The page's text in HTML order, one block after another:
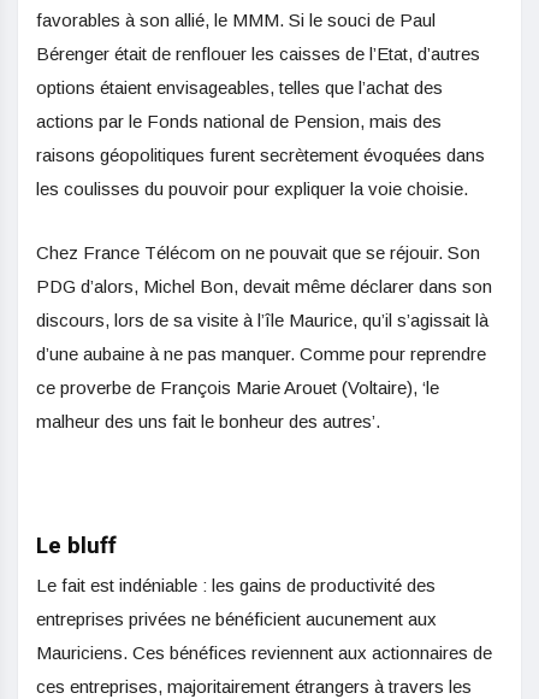
favorables à son allié, le MMM. Si le souci de Paul
Bérenger était de renflouer les caisses de l’Etat, d’autres
options étaient envisageables, telles que l’achat des
actions par le Fonds national de Pension, mais des
raisons géopolitiques furent secrètement évoquées dans
les coulisses du pouvoir pour expliquer la voie choisie.
Chez France Télécom on ne pouvait que se réjouir. Son
PDG d’alors, Michel Bon, devait même déclarer dans son
discours, lors de sa visite à l’île Maurice, qu’il s’agissait là
d’une aubaine à ne pas manquer. Comme pour reprendre
ce proverbe de François Marie Arouet (Voltaire), ‘le
malheur des uns fait le bonheur des autres’.
Le bluff
Le fait est indéniable : les gains de productivité des
entreprises privées ne bénéficient aucunement aux
Mauriciens. Ces bénéfices reviennent aux actionnaires de
ces entreprises, majoritairement étrangers à travers les